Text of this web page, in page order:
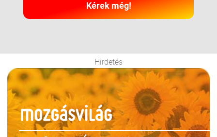
Kérek még!
Hirdetés